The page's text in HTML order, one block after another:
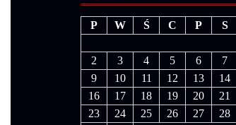
P W Ś C P S
2
3 4 5 6 7
9
10 11 12 13 14
16
17 18 19 20 21
23
24 25 26 27 28